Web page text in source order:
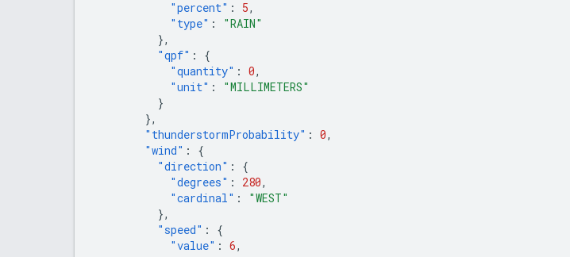
"percent" : 5,
"type" :
"RAIN"
},
"qpf" :
{
"quantity" : 0,
"unit" :
"MILLIMETERS"
}
},
"thunderstormProbability" : 0,
"wind" :
{
"direction" :
{
"degrees" : 280,
"cardinal" :
"WEST"
},
"speed" :
{
"value" : 6,